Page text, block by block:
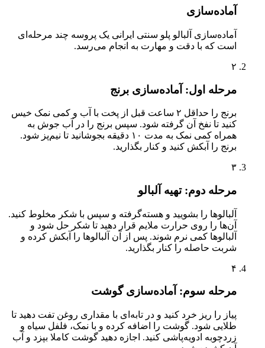
آماده‌سازی
آماده‌سازی آلبالو پلو سنتی ایرانی یک پروسه چند مرحله‌ای
است که با دقت و مهارت به انجام می‌رسد.
مرحله اول: آماده‌سازی برنج
برنج را حداقل ۲ ساعت قبل از پخت با آب و کمی نمک خیس
کنید تا نفخ آن گرفته شود. سپس برنج را در آب جوش به
همراه کمی نمک به مدت ۱۰ دقیقه بجوشانید تا نیم‌پز شود.
برنج را آبکش کنید و کنار بگذارید.
مرحله دوم: تهیه آلبالو
آلبالوها را بشویید و هسته‌گرفته و سپس با شکر مخلوط کنید.
آن‌ها را روی حرارت ملایم قرار دهید تا شکر حل شود و
آلبالوها کمی نرم شوند. پس از آن آلبالوها را آبکش کرده و
شربت حاصله را کنار بگذارید.
مرحله سوم: آماده‌سازی گوشت
پیاز را ریز خرد کنید و در تابه‌ای با مقداری روغن تفت دهید تا
طلایی شود. گوشت را اضافه کرده و با نمک، فلفل سیاه و
زردچوبه ادویه‌پاشی کنید. اجازه دهید گوشت کاملا بپزد و آب